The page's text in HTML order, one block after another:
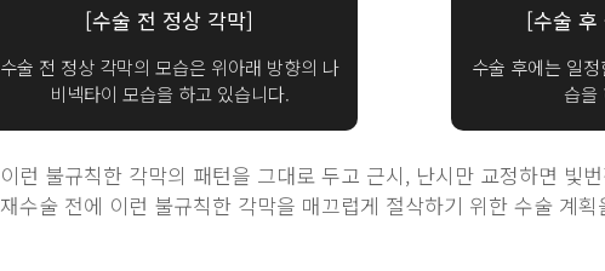
[수술 전 정상 각막]
수술 전 정상 각막의 모습은 위아래 방향의 나
비넥타이 모습을 하고 있습니다.
[수술 후
수술 후에는 일
습을
이런 불규칙한 각막의 패턴을 그대로 두고 근시, 난시만 교정하면 빛
재수술 전에 이런 불규칙한 각막을 매끄럽게 절삭하기 위한 수술 계